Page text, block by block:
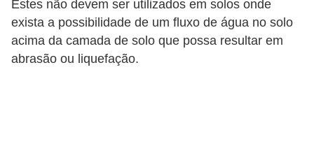
Estes não devem ser utilizados em solos onde
exista a possibilidade de um fluxo de água no solo
acima da camada de solo que possa resultar em
abrasão ou liquefação.
n
d
o